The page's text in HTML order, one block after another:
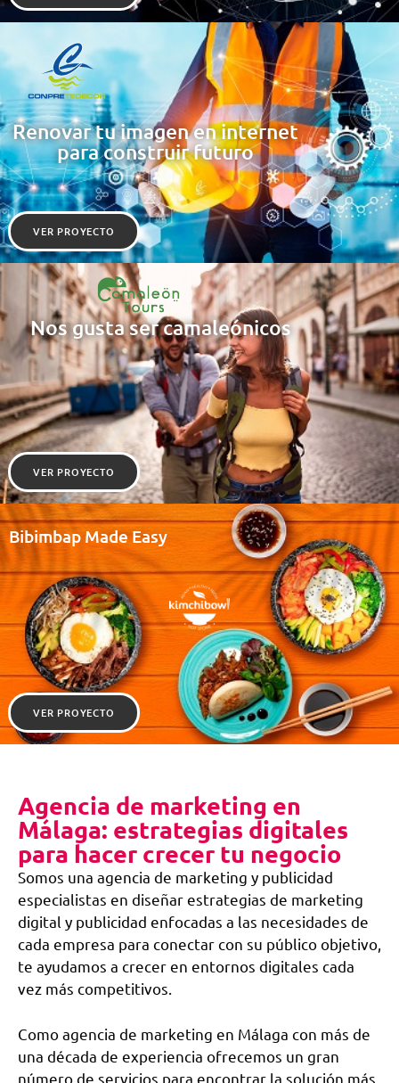
Renovar tu imagen en internet
para construir futuro
VER PROYECTO
Nos gusta ser camaleónicos
VER PROYECTO
Bibimbap Made Easy
VER PROYECTO
Agencia de marketing en
Málaga: estrategias digitales
para hacer crecer tu negocio
Somos una agencia de marketing y publicidad
especialistas en diseñar estrategias de marketing
digital y publicidad enfocadas a las necesidades de
cada empresa para conectar con su público objetivo,
te ayudamos a crecer en entornos digitales cada
vez más competitivos.
Como agencia de marketing en Málaga con más de
una década de experiencia ofrecemos un gran
número de servicios para encontrar la solución más